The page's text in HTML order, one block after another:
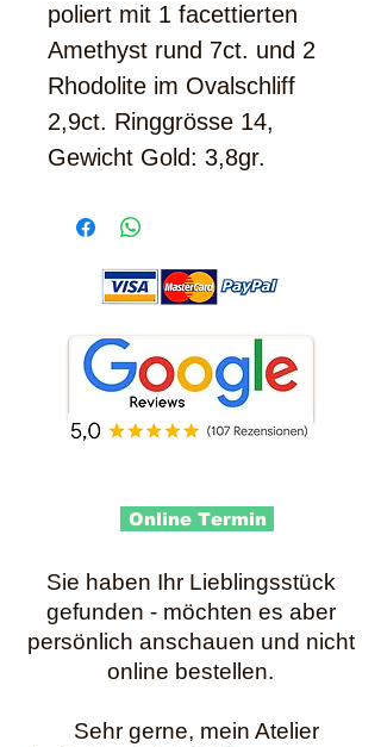
poliert mit 1 facettierten
Amethyst rund 7ct. und 2
Rhodolite im Ovalschliff
2,9ct. Ringgrösse 14,
Gewicht Gold: 3,8gr.
Online Termin
Sie haben Ihr Lieblingsstück
gefunden - möchten es aber
persönlich anschauen und nicht
online bestellen.
Sehr gerne, mein Atelier